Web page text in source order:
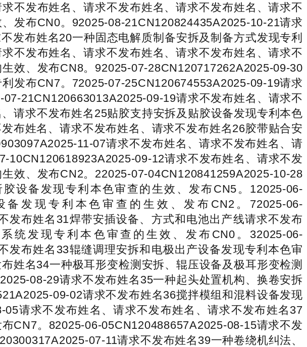
不发布姓名、请求不发布姓名、请求不发布姓名、请求不
发布CN0。92025-08-21CN120824435A2025-10-21请求
发布姓名20一种固态电解质制备安拆及制备方式发现专利
不发布姓名、请求不发布姓名、请求不发布姓名、请求不
效、发布CN8。92025-07-28CN120717262A2025-09-30
发布CN7。72025-07-25CN120674553A2025-09-19请求
21CN120663013A2025-09-19请求不发布姓名、请求不
请求不发布姓名25贴胶支持安拆及贴胶设备发现专利本色
布姓名、请求不发布姓名、请求不发布姓名26胶带贴合安
11-07请求不发布姓名、请求不发布姓名、请
10CN120618923A2025-09-12请求不发布姓名、请求不发
效、发布CN2。22025-07-04CN120841259A2025-10-28
设备发现专利本色审查的生效、发布CN5。12025-06-
备发现专利本色审查的生效、发布CN2。72025-06-
发布姓名31焊带安插设备、方式和电池出产线请求不发布
统发现专利本色审查的生效、发布CN0。32025-06-
发布姓名33辊缝调理安拆和电极出产设备发现专利本色审
姓名34一种极耳形变检测安拆、辊压设备及极耳形变检测
08-29请求不发布姓名35一种起头处置机构、换卷安拆
09-02请求不发布姓名36搅拌模组和混料设备发现
请求不发布姓名、请求不发布姓名、请求不发布姓名37
CN7。82025-06-05CN120488657A2025-08-15请求不发
07-11请求不发布姓名39一种卷绕机纠法、